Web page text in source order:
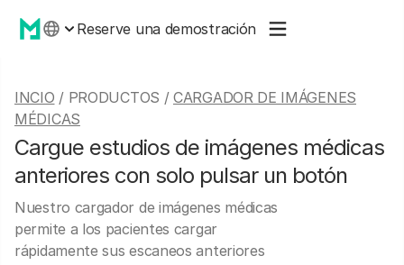
Reserve una demostración
INCIO / PRODUCTOS / CARGADOR DE IMÁGENES
MÉDICAS
Cargue estudios de imágenes médicas
anteriores con solo pulsar un botón
Nuestro cargador de imágenes médicas
permite a los pacientes cargar
rápidamente sus escaneos anteriores